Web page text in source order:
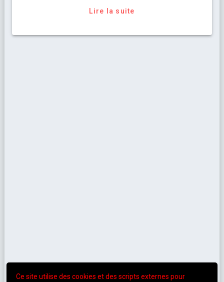
Ce site utilise des cookies et des scripts externes pour
Lire la suite